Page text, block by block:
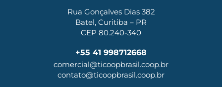
Rua Gonçalves Dias 382
Batel, Curitiba – PR
CEP 80.240-340
+55 41 998712668
comercial@ticoopbrasil.coop.br
contato@ticoopbrasil.coop.br